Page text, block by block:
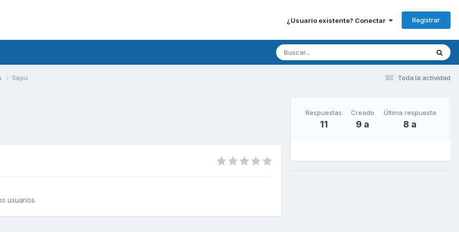
¿Usuario existente? Conectar Registrar
Toda la actividad
Sepu
usuarios
Respuestas
11
Creado
9 a
Última respuesta
8 a